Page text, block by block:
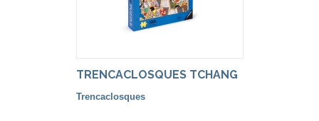
TRENCACLOSQUES TCHANG
Trencaclosques